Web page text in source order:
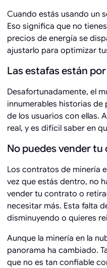
Cuando estás usando un
Eso significa que no
precios de energía se
ajustarlo para optimizar
Las estafas están
Desafortunadamente, el
innumerables historias de
de los usuarios con ellas.
real, y es difícil saber en
No puedes vender
Los contratos de minería
vez que estás dentro, no
vender tu contrato o
necesitar más. Esta falta
disminuyendo o quieres
Aunque la minería en la
panorama ha cambiado.
que no es tan confiable